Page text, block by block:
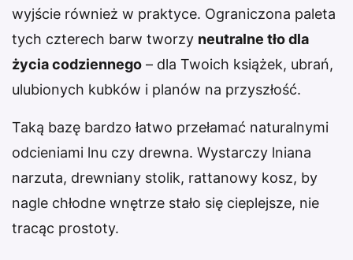
wyjście również w praktyce. Ograniczona paleta
tych czterech barw tworzy neutralne tło dla
życia codziennego – dla Twoich książek, ubrań,
ulubionych kubków i planów na przyszłość.
Taką bazę bardzo łatwo przełamać naturalnymi
odcieniami lnu czy drewna. Wystarczy lniana
narzuta, drewniany stolik, rattanowy kosz, by
nagle chłodne wnętrze stało się cieplejsze, nie
tracąc prostoty.